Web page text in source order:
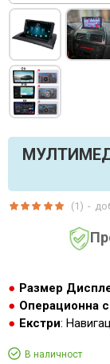
Размер
Операционна
Екстри:
В наличност
(1) -